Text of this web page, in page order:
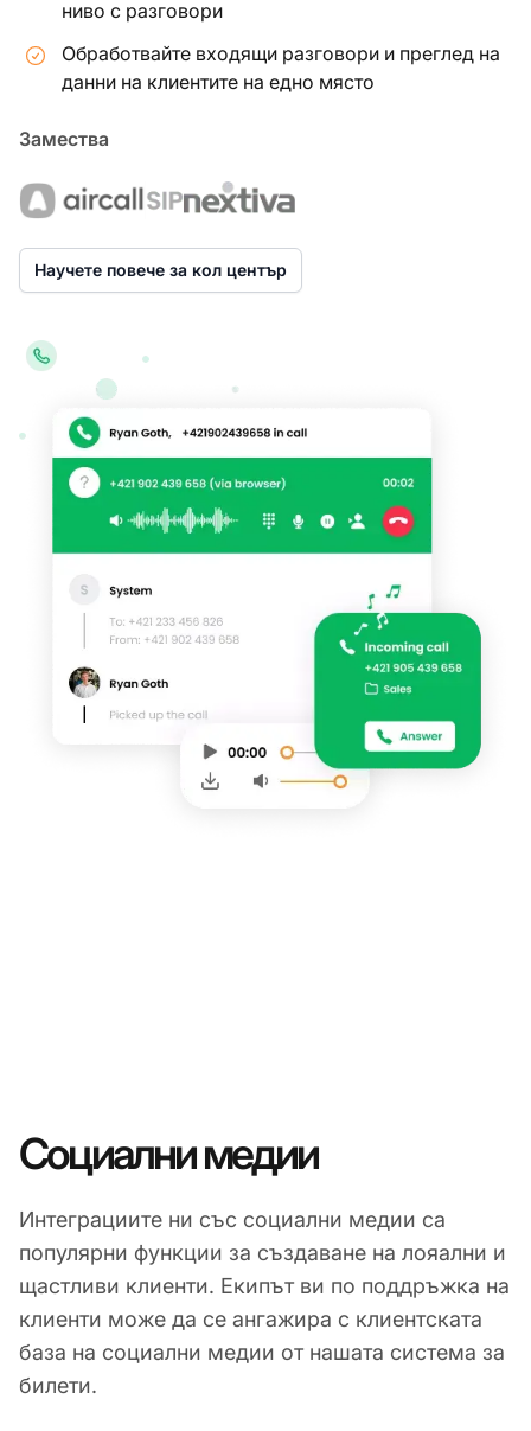
ниво с разговори
Обработвайте входящи разговори и преглед на
данни на клиентите на едно място
Замества
Научете повече за кол център
Социални медии
Интеграциите ни със социални медии са
популярни функции за създаване на лояални и
щастливи клиенти. Екипът ви по поддръжка на
клиенти може да се ангажира с клиентската
база на социални медии от нашата система за
билети.